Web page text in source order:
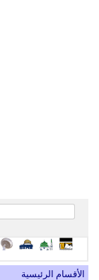
الأقسام الرئيسية